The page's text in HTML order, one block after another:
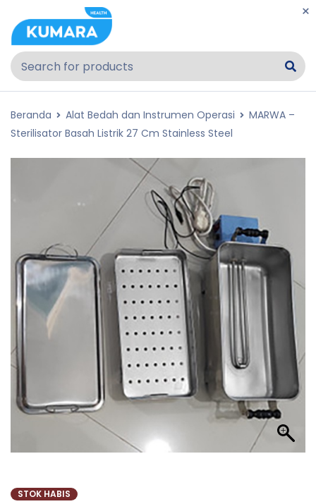
Beranda Alat Bedah dan Instrumen Operasi
MARWA –
Sterilisator Basah Listrik 27 Cm Stainless Steel
STOK HABIS